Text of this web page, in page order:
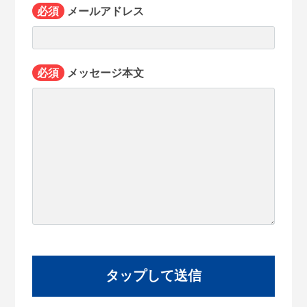
必須 メールアドレス
必須 メッセージ本文